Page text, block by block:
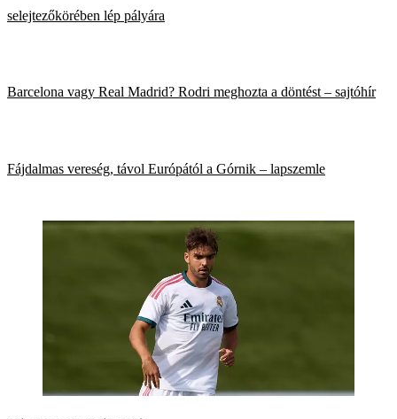
selejtezőkörében lép pályára
Barcelona vagy Real Madrid? Rodri meghozta a döntést – sajtóhír
Fájdalmas vereség, távol Európától a Górnik – lapszemle